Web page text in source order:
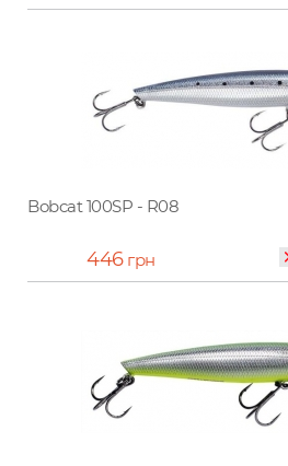
Bobcat 100SP - R08
446грн